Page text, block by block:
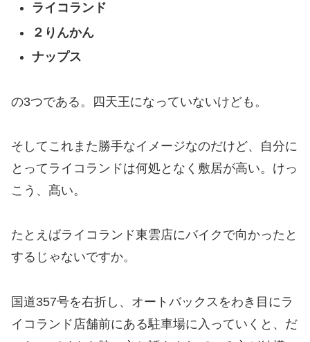
ライコランド
２りんかん
ナップス
の3つである。四天王になっていないけども。
そしてこれまた勝手なイメージなのだけど、自分に
とってライコランドは何処となく敷居が高い。けっ
こう、髙い。
たとえばライコランド東雲店にバイクで向かったと
するじゃないですか。
国道357号を右折し、オートバックスをわき目にラ
イコランド店舗前にある駐車場に入っていくと、だ